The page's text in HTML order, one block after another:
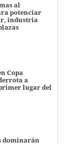
al
potenciar
industria
Copa
a
lugar del
dominarán